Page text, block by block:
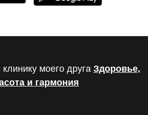
моего друга Здоровье,
и гармония